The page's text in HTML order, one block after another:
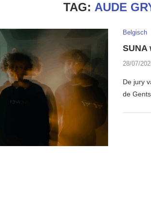
TAG: AUDE
Belgisch
SUNA
28/07/
De jury
de